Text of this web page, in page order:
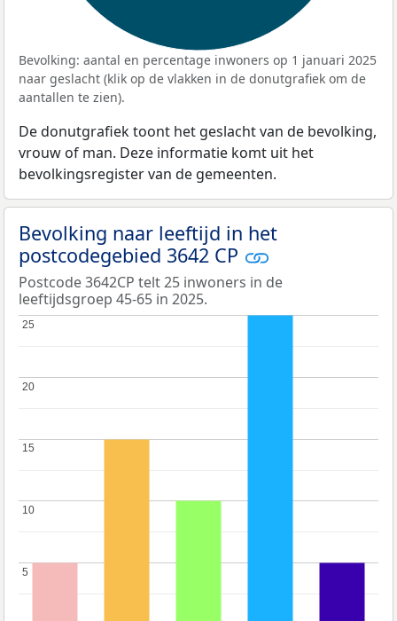
Bevolking: aantal en percentage inwoners op 1 januari 2025
naar geslacht (klik op de vlakken in de donutgrafiek om de
aantallen te zien).
De donutgrafiek toont het geslacht van de bevolking,
vrouw of man. Deze informatie komt uit het
bevolkingsregister van de gemeenten.
Bevolking naar leeftijd in het
postcodegebied 3642 CP
Postcode 3642CP telt 25 inwoners in de
leeftijdsgroep 45-65 in 2025.
5
5
10
10
15
15
20
20
25
25